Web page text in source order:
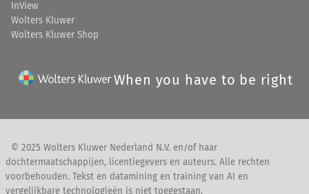
InView
Wolters Kluwer
Wolters Kluwer Shop
When you have to be right
© 2025 Wolters Kluwer Nederland N.V. en/of haar
dochtermaatschappijen, licentiegevers en auteurs. Alle rechten
voorbehouden. Tekst en datamining en training van AI en
vergelijkbare technologieën is niet toegestaan.